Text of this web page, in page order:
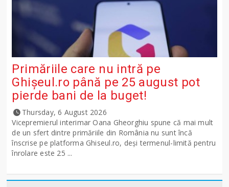
Primăriile care nu intră pe
Ghişeul.ro până pe 25 august pot
pierde bani de la buget!
Thursday, 6 August 2026
Vicepremierul interimar Oana Gheorghiu spune că mai mult
de un sfert dintre primăriile din România nu sunt încă
înscrise pe platforma Ghiseul.ro, deși termenul-limită pentru
înrolare este 25 ...